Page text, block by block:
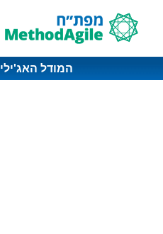
המודל האג'ילי